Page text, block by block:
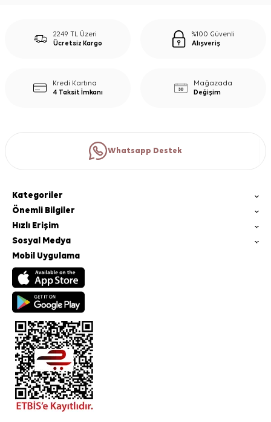
2249 TL Üzeri
Ücretsiz Kargo
%100 Güvenli
Alışveriş
Kredi Kartına
4 Taksit İmkanı
Mağazada
Değişim
Whatsapp Destek
Kategoriler
Önemli Bilgiler
Hızlı Erişim
Sosyal Medya
Mobil Uygulama